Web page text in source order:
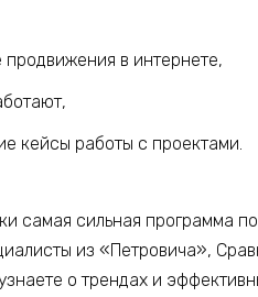
в интернете,
кейсы работы с проектами.
самая сильная программа
из «Петровича»,
о трендах и